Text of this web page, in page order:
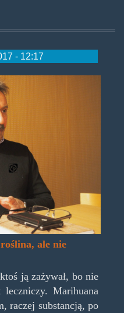
- 12:17
ale nie
ją zażywał, bo nie
Marihuana
raczej substancją, po